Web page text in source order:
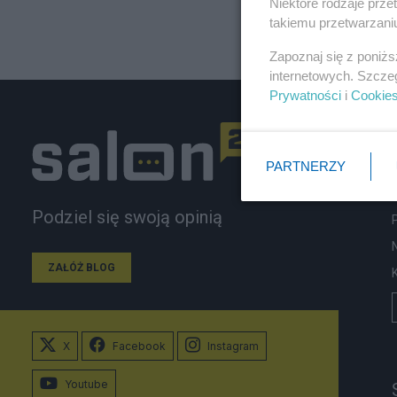
Podziel się swoją opinią
ZAŁÓŻ BLOG
X Facebook Instagram
Youtube
Niektóre rodzaje
takiemu
Zapoznaj się z
internetowych.
Prywatności i Cookies
PARTNERZY